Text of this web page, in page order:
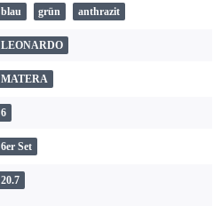
blau grün anthrazit
LEONARDO
MATERA
6
6er Set
20.7